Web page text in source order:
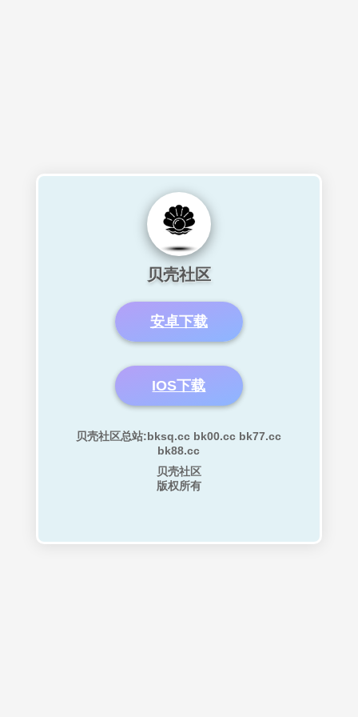
贝壳社区
安卓下载
IOS下载
贝壳社区总站:bksq.cc bk00.cc bk77.cc
bk88.cc
贝壳社区
版权所有